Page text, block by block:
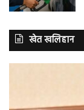
खेत खलिहान